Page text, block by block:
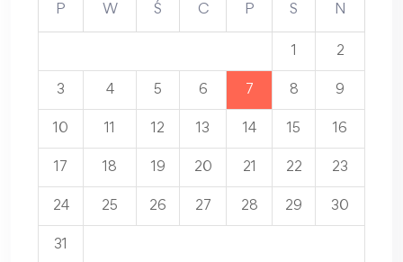
P W Ś C P S N
2
3 4 5 6 7 8 9
10 12 13 14 15 16
17 18 19 20 21 22 23
24 25 26 27 28 29 30
31